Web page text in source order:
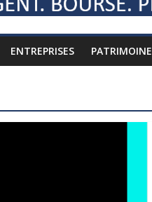
ENTREPRISES PATRIMOINE